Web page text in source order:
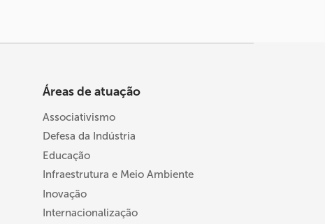
Áreas de atuação
Associativismo
Defesa da Indústria
Educação
Infraestrutura e Meio Ambiente
Inovação
Internacionalização